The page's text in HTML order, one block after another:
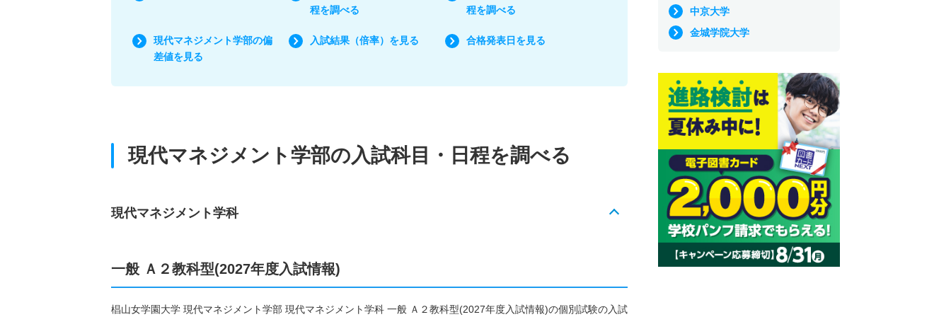
程を調べる
程を調べる
現代マネジメント学部の偏
差値を見る
入試結果（倍率）を見る 合格発表日を見る
現代マネジメント学部の入試科目・日程を調べる
現代マネジメント学科
一般 Ａ２教科型(2027年度入試情報)
椙山女学園大学 現代マネジメント学部 現代マネジメント学科 一般 Ａ２教科型(2027年度入試情報)の個別試験の入試
中京大学
金城学院大学